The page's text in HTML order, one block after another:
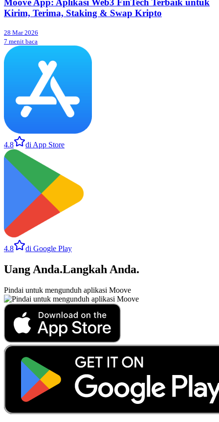
Moove App: Aplikasi Web3 FinTech Terbaik untuk
Kirim, Terima, Staking & Swap Kripto
28 Mar 2026
7 menit baca
4.8 di App Store
4.8 di Google Play
Uang Anda.Langkah Anda.
Pindai untuk mengunduh aplikasi Moove